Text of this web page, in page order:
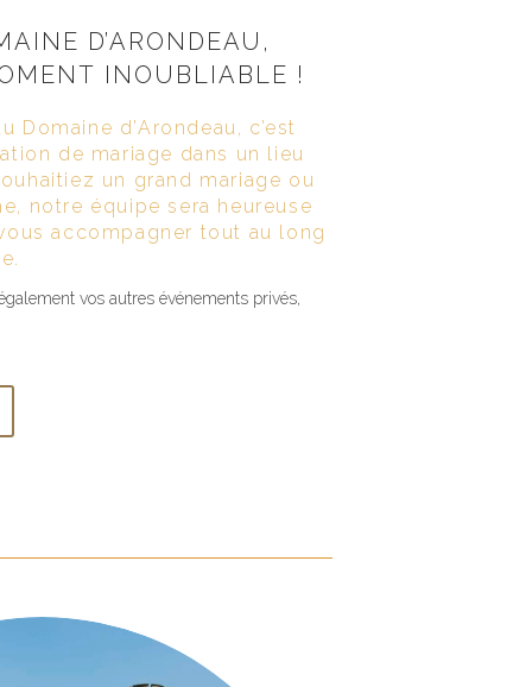
D’ARONDEAU,
INOUBLIABLE !
Domaine d’Arondeau, c’est
de mariage dans un lieu
un grand mariage ou
notre équipe sera heureuse
accompagner tout au long
vos autres événements privés,